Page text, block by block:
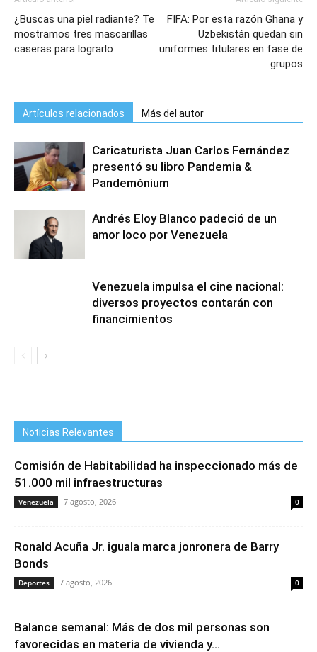
¿Buscas una piel radiante? Te
mostramos tres mascarillas
caseras para lograrlo
FIFA: Por esta razón Ghana y
Uzbekistán quedan sin
uniformes titulares en fase de
grupos
Artículos relacionados Más del autor
Caricaturista Juan Carlos Fernández
presentó su libro Pandemia &
Pandemónium
Andrés Eloy Blanco padeció de un
amor loco por Venezuela
Venezuela impulsa el cine nacional:
diversos proyectos contarán con
financimientos
Noticias Relevantes
Comisión de Habitabilidad ha inspeccionado más de
51.000 mil infraestructuras
Venezuela 7 agosto, 2026 0
Ronald Acuña Jr. iguala marca jonronera de Barry
Bonds
Deportes 7 agosto, 2026 0
Balance semanal: Más de dos mil personas son
favorecidas en materia de vivienda y...